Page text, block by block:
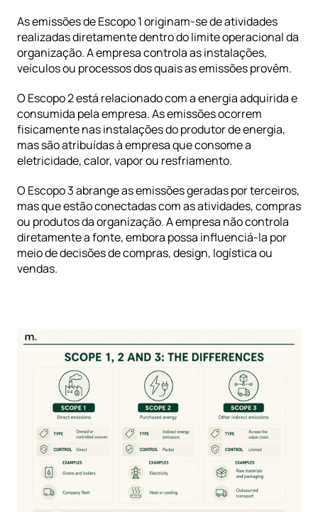
As emissões de Escopo 1 originam-se de atividades
realizadas diretamente dentro do limite operacional da
organização. A empresa controla as instalações,
veículos ou processos dos quais as emissões provêm.
O Escopo 2 está relacionado com a energia adquirida e
consumida pela empresa. As emissões ocorrem
fisicamente nas instalações do produtor de energia,
mas são atribuídas à empresa que consome a
eletricidade, calor, vapor ou resfriamento.
O Escopo 3 abrange as emissões geradas por terceiros,
mas que estão conectadas com as atividades, compras
ou produtos da organização. A empresa não controla
diretamente a fonte, embora possa influenciá-la por
meio de decisões de compras, design, logística ou
vendas.